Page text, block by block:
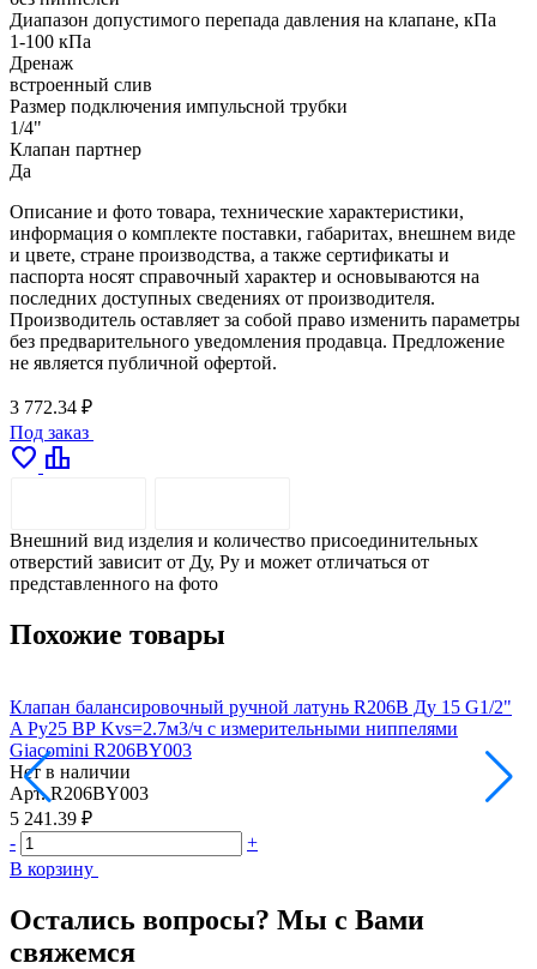
Диапазон допустимого перепада давления на клапане, кПа
1-100 кПа
Дренаж
встроенный слив
Размер подключения импульсной трубки
1/4"
Клапан партнер
Да
Описание и фото товара, технические характеристики,
информация о комплекте поставки, габаритах, внешнем виде
и цвете, стране производства, а также сертификаты и
паспорта носят справочный характер и основываются на
последних доступных сведениях от производителя.
Производитель оставляет за собой право изменить параметры
без предварительного уведомления продавца. Предложение
не является публичной офертой.
3 772.34 ₽
Под заказ
favorite leaderboard
Внешний вид изделия и количество присоединительных
отверстий зависит от Ду, Pу и может отличаться от
представленного на фото
Похожие товары
Клапан балансировочный ручной латунь R206B Ду 15 G1/2"
A Ру25 ВР Kvs=2.7м3/ч с измерительными ниппелями
Giacomini R206BY003
Нет в наличии
Арт. R206BY003
5 241.39 ₽
-
+
В корзину
Остались вопросы? Мы с Вами
свяжемся